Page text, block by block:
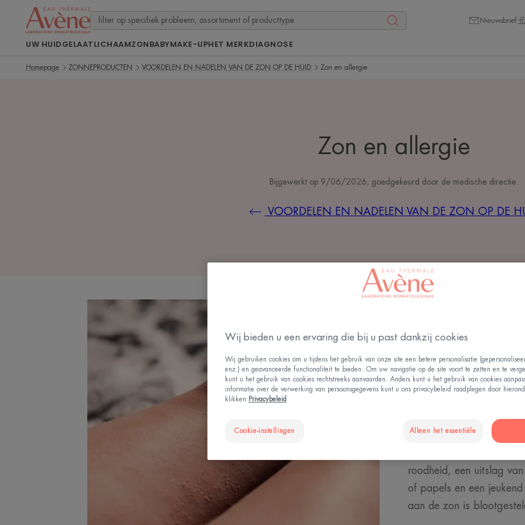
Nieuwsbrief
UW HUIDGELAATLICHAAMZONBABYMAKE-UPHET MERKDIAGNOSE
Homepage ZONNEPRODUCTEN VOORDELEN EN NADELEN VAN DE ZON OP DE HUID Zon en allergie
Zon en allergie
Bijgewerkt op 9/06/2026 , goedgekeurd door de medische directie
VOORDELEN EN NADELEN VAN DE ZON OP DE
De
Hoe weet u of u
blootstelling is het rood
lichtdermatose, zoals
roodheid, een uitslag
of papels en een
aan de zon is
Wij bieden u een ervaring die bij u past dankzij cookies
Wij gebruiken cookies om u tijdens het gebruik van onze site een betere personalisatie
enz.) en geavanceerde functionaliteit te bieden. Om uw navigatie op de site voort te zetten en te
kunt u het gebruik van cookies rechtstreeks aanvaarden. Anders kunt u het gebruik van cookies
informatie over de verwerking van persoonsgegevens kunt u ons privacybeleid raadplegen door
klikken: Privacybeleid
Cookie-instellingen Alleen het essentiële